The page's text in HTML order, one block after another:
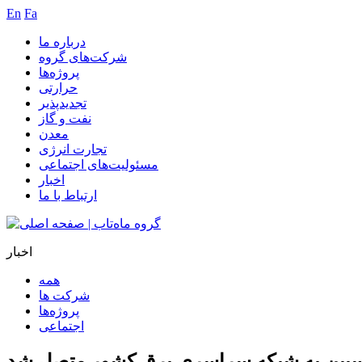
En Fa
درباره ما
شرکت‌های گروه
پروژه‌ها
حرارتی
تجدیدپذیر
نفت و گاز
معدن
تجارت انرژی
مسئولیت‌های اجتماعی
اخبار
ارتباط با ما
اخبار
همه
شرکت ها
پروژه‌ها
اجتماعی